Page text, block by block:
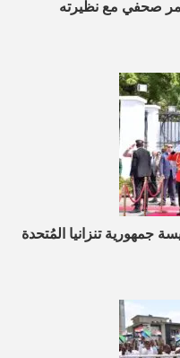
صحفي مع نظيرته
جمهورية تنزانيا المُتحدة